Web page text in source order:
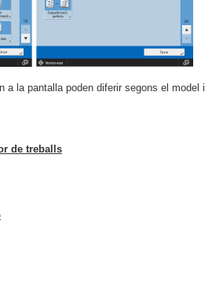
a la pantalla poden diferir segons el model i
de treballs